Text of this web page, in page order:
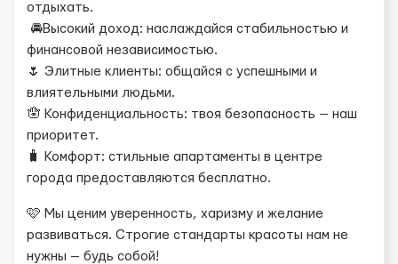
отдыхать.
🚘Высокий доход: наслаждайся стабильностью и
финансовой независимостью.
🌷 Элитные клиенты: общайся с успешными и
влиятельными людьми.
🪬 Конфиденциальность: твоя безопасность — наш
приоритет.
🧳 Комфорт: стильные апартаменты в центре
города предоставляются бесплатно.
🩷 Мы ценим уверенность, харизму и желание
развиваться. Строгие стандарты красоты нам не
нужны — будь собой!